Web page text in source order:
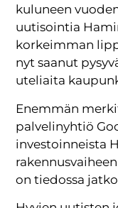
kuluneen
uutisointia
korkeimman
nyt saanut
uteliaita
Enemmän
palvelinyhtiö
investoinneista
on tiedossa